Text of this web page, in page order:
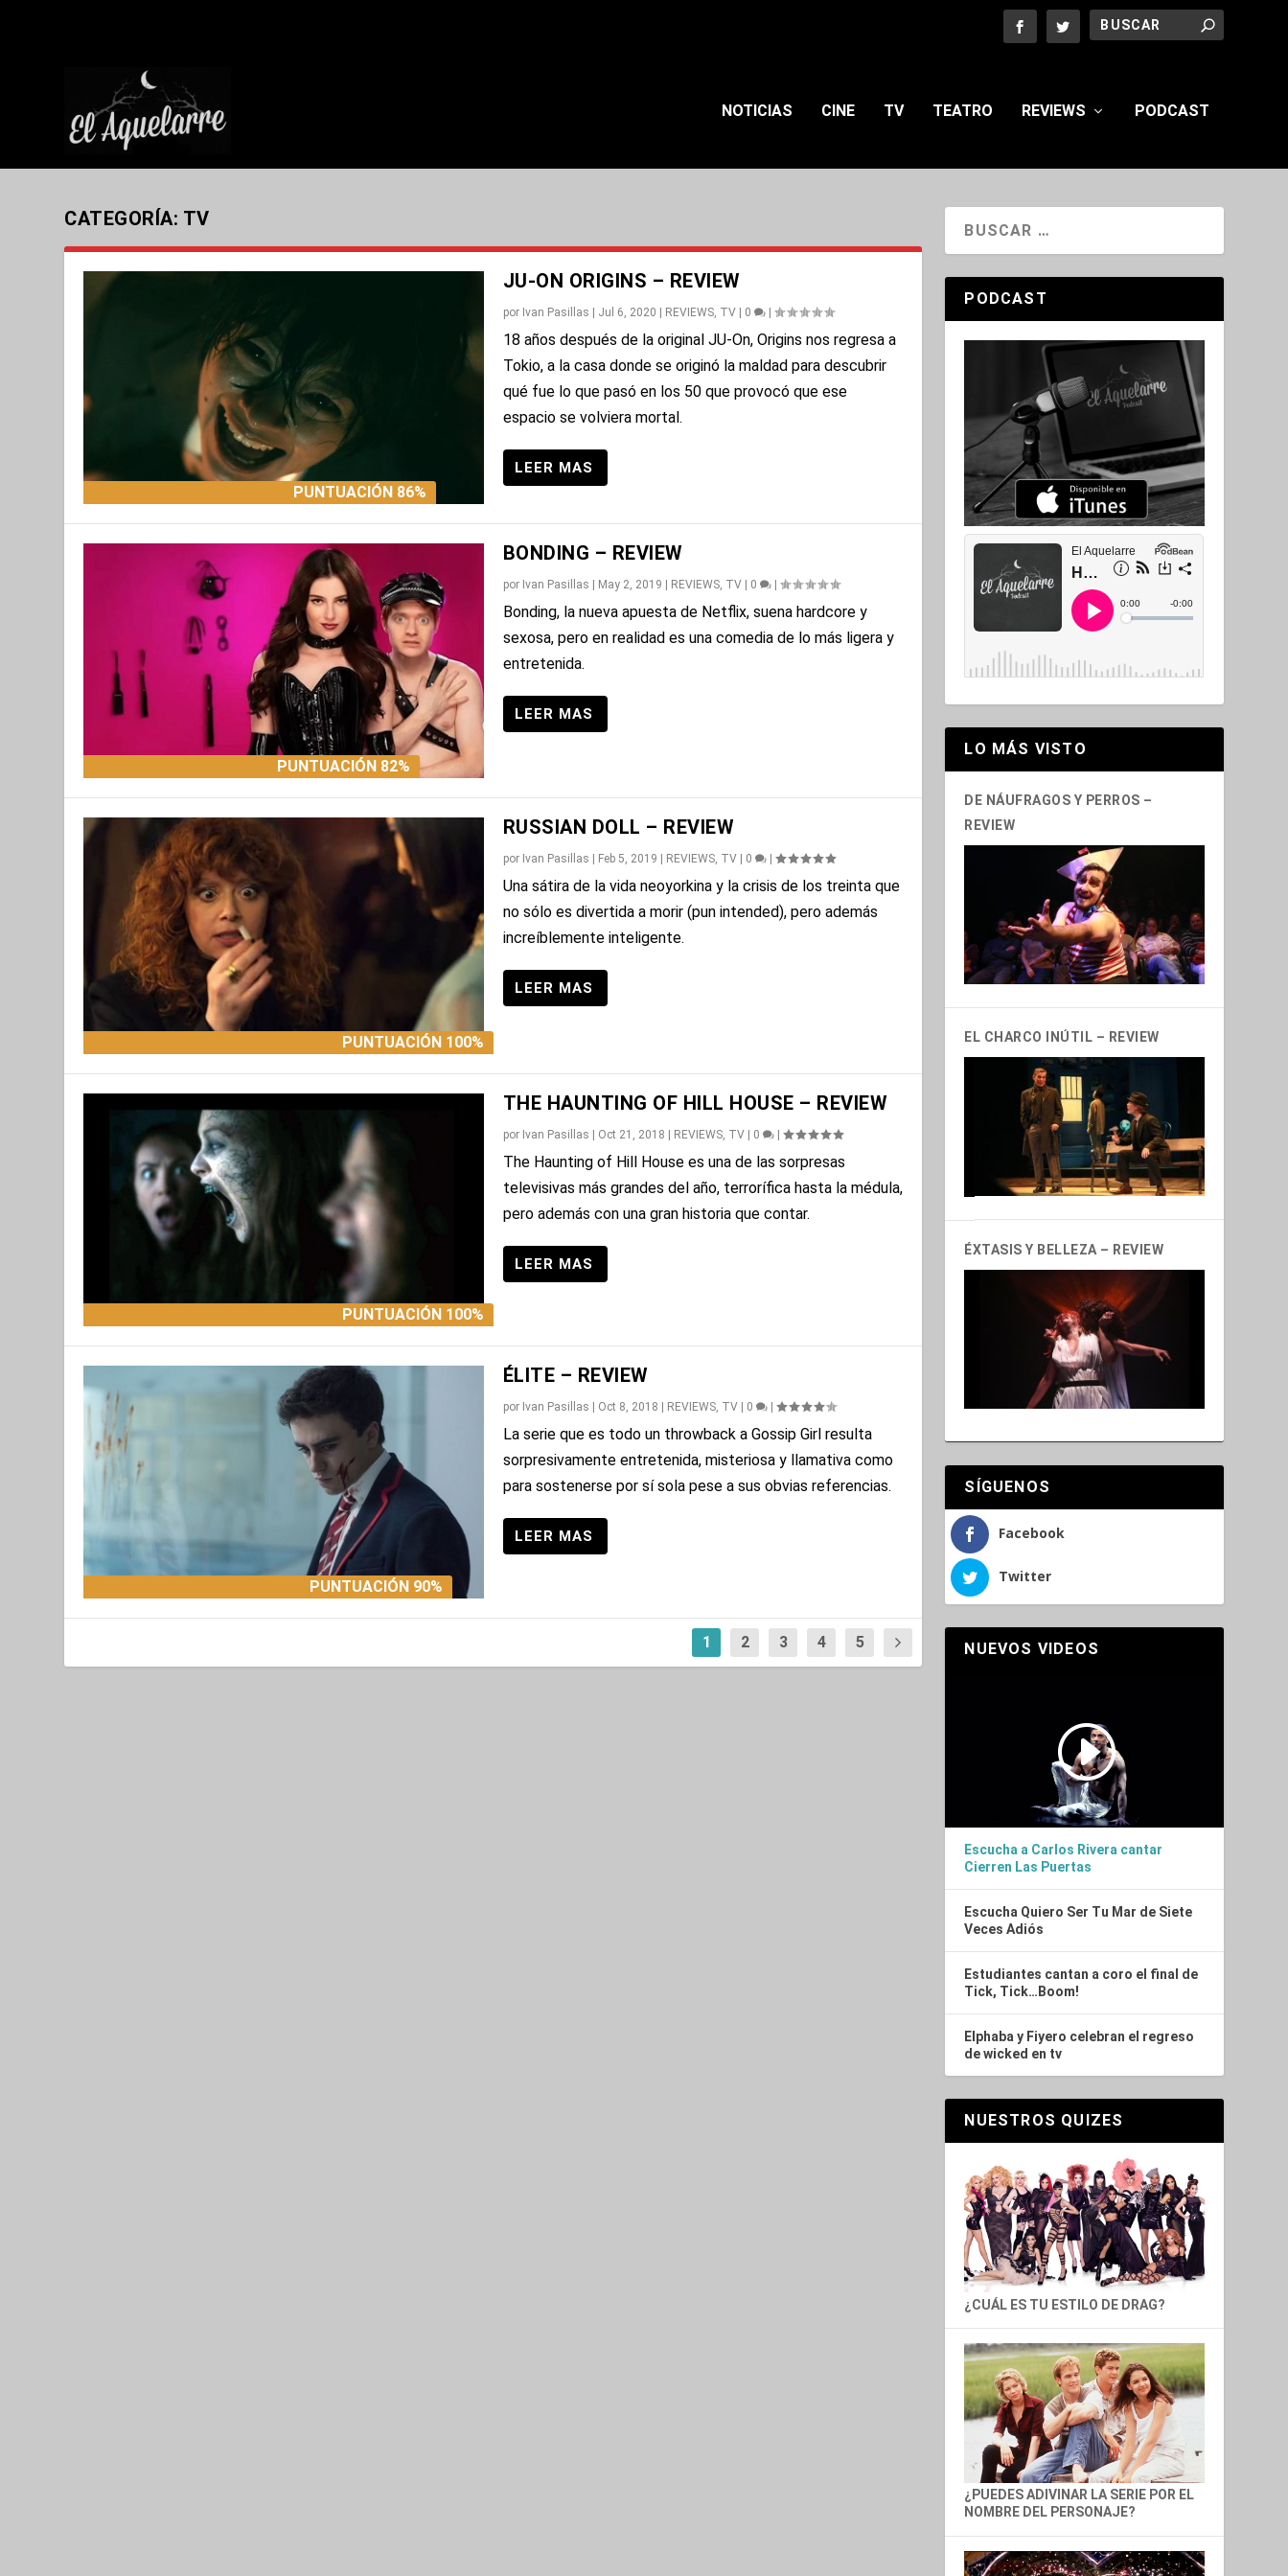
NOTICIAS CINE TV TEATRO REVIEWS PODCAST
CATEGORÍA: TV
PUNTUACIÓN 86%
JU-ON ORIGINS – REVIEW
por Ivan Pasillas Jul 6, 2020 REVIEWS, TV| 0 |
18 años después de la original JU-On, Origins nos regresa a
Tokio, a la casa donde se originó la maldad para descubrir
qué fue lo que pasó en los 50 que provocó que ese
espacio se volviera mortal.
PUNTUACIÓN 82%
BONDING – REVIEW
por Ivan Pasillas | May 2, 2019 | REVIEWS, TV| 0 |
Bonding, la nueva apuesta de Netflix, suena hardcore y
sexosa, pero en realidad es una comedia de lo más ligera y
entretenida.
PUNTUACIÓN 100%
RUSSIAN DOLL – REVIEW
por Ivan Pasillas Feb 5, 2019 REVIEWS, TV| 0 |
Una sátira de la vida neoyorkina y la crisis de los treinta que
no sólo es divertida a morir (pun intended), pero además
increíblemente inteligente.
PUNTUACIÓN 100%
THE HAUNTING OF HILL HOUSE – REVIEW
por Ivan Pasillas Oct 21, 2018 REVIEWS, TV| 0 |
The Haunting of Hill House es una de las sorpresas
televisivas más grandes del año, terrorífica hasta la médula,
pero además con una gran historia que contar.
PUNTUACIÓN 90%
ÉLITE – REVIEW
por Ivan Pasillas Oct 8, 2018 REVIEWS, TV| 0 |
La serie que es todo un throwback a Gossip Girl resulta
sorpresivamente entretenida, misteriosa y llamativa como
para sostenerse por sí sola pese a sus obvias referencias.
1 2 3 4 5
PODCAST
LO MÁS VISTO
DE NÁUFRAGOS Y PERROS –
REVIEW
EL CHARCO INÚTIL – REVIEW
ÉXTASIS Y BELLEZA – REVIEW
SÍGUENOS
Facebook
Twitter
NUEVOS VIDEOS
Escucha a Carlos Rivera cantar
Cierren Las Puertas
Escucha Quiero Ser Tu Mar de Siete
Veces Adiós
Estudiantes cantan a coro el final de
Tick, Tick…Boom!
Elphaba y Fiyero celebran el regreso
de wicked en tv
NUESTROS QUIZES
¿CUÁL ES TU ESTILO DE DRAG?
¿PUEDES ADIVINAR LA SERIE POR EL
NOMBRE DEL PERSONAJE?